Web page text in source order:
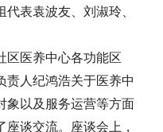
表袁波友、刘淑玲、
区医养中心各功能区
责人纪鸿浩关于医养中
象以及服务运营等方面
谈交流。座谈会上，